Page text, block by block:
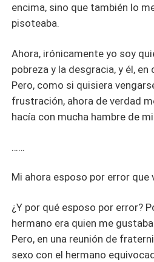
encima, sino que también lo
pisoteaba.
Ahora, irónicamente yo soy
pobreza y la desgracia, y él, en
Pero, como si quisiera
frustración, ahora de verdad
hacía con mucha hambre de
……
Mi ahora esposo por error que
¿Y por qué esposo por error?
hermano era quien me
Pero, en una reunión de
sexo con el hermano